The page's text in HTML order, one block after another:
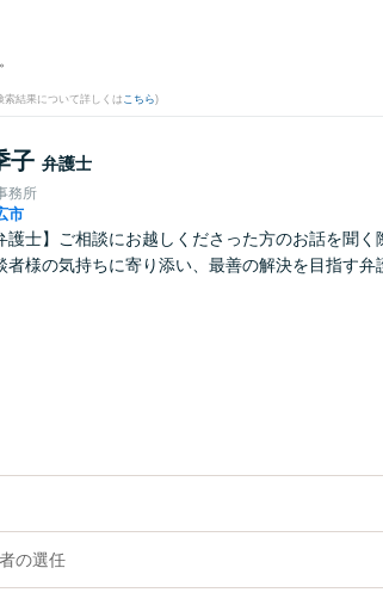
索結果について詳しくは こちら)
子 弁護士
務所
市
護士】ご相談にお越しくださった方のお話を聞
者様の気持ちに寄り添い、最善の解決を目指す
の選任